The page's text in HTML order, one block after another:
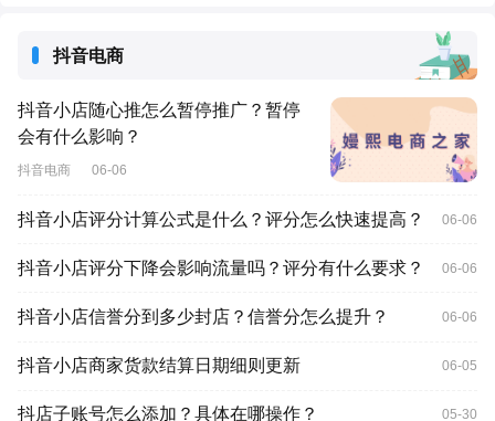
抖音电商
抖音小店随心推怎么暂停推广？暂停
会有什么影响？
抖音电商 06-06
抖音小店评分计算公式是什么？评分怎么快速提高？ 06-06
抖音小店评分下降会影响流量吗？评分有什么要求？ 06-06
抖音小店信誉分到多少封店？信誉分怎么提升？ 06-06
抖音小店商家货款结算日期细则更新 06-05
抖店子账号怎么添加？具体在哪操作？ 05-30